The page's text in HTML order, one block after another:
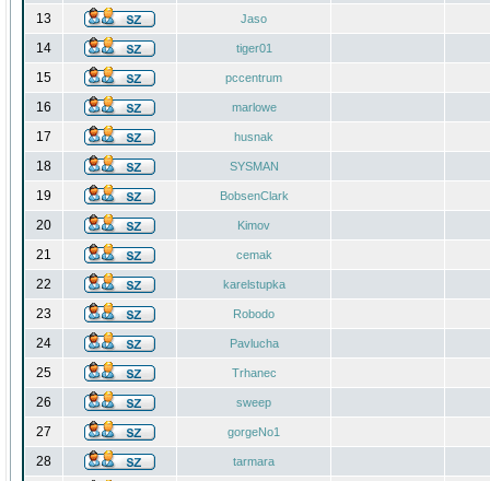
13 Jaso
14 tiger01
15 pccentrum
16 marlowe
17 husnak
18 SYSMAN
19 BobsenClark
20 Kimov
21 cemak
22 karelstupka
23 Robodo
24 Pavlucha
25 Trhanec
26 sweep
27 gorgeNo1
28 tarmara